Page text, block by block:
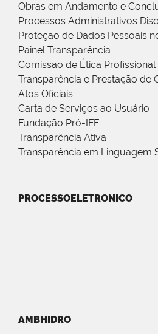
Obras em Andamento e
Processos Administrativos
Proteção de Dados Pessoais
Painel Transparência
Comissão de Ética Profissional
Transparência e Prestação de
Atos Oficiais
Carta de Serviços ao Usuário
Fundação Pró-IFF
Transparência Ativa
Transparência em Linguagem
PROCESSOELETRONICO
AMBHIDRO